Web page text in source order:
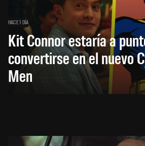
HACE 1 DÍA
Kit Connor estaría a
convertirse en el nuevo
Men